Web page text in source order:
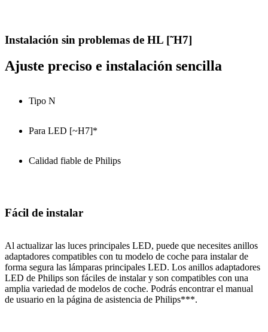
Instalación sin problemas de HL [˜H7]
Ajuste preciso e instalación sencilla
Tipo N
Para LED [~H7]*
Calidad fiable de Philips
Fácil de instalar
Al actualizar las luces principales LED, puede que necesites anillos
adaptadores compatibles con tu modelo de coche para instalar de
forma segura las lámparas principales LED. Los anillos adaptadores
LED de Philips son fáciles de instalar y son compatibles con una
amplia variedad de modelos de coche. Podrás encontrar el manual
de usuario en la página de asistencia de Philips***.